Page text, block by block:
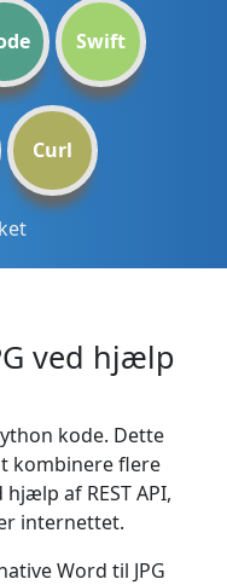
Swift
Curl
ved hjælp
kode. Dette
kombinere flere
af REST API,
internettet.
Word til JPG